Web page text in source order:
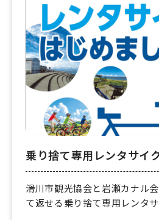
乗り捨て専用レンタサイ
滑川市観光協会と岩瀬カナル
て返せる乗り捨て専用レンタサ